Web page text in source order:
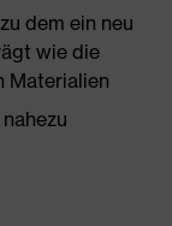
dem ein neu
wie die
Materialien